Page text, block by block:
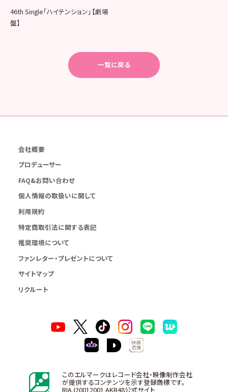
46th Single「ハイテンション」【劇場
盤】
一覧に戻る
会社概要
プロデューサー
FAQ&お問い合わせ
個人情報の取扱いに関して
利用規約
特定商取引法に関する表記
推奨環境について
ファンレター・プレゼントについて
サイトマップ
リクルート
このエルマークはレコード会社・映像制作会社
が提供するコンテンツを示す登録商標です。
RIAJ20012001 AKB48公式サイト